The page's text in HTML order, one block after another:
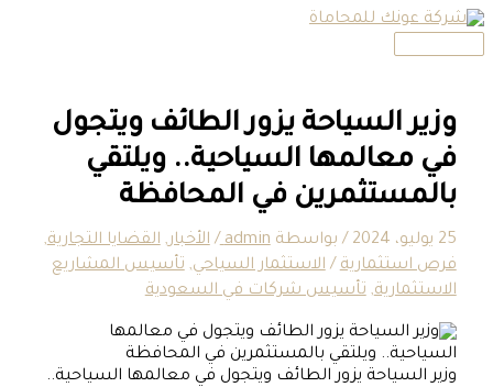
تخطي
إلى
المحتوى
القائمة
الرئيسية
وزير السياحة يزور الطائف ويتجول
في معالمها السياحية.. ويلتقي
بالمستثمرين في المحافظة
25 يوليو، 2024 / بواسطة admin
/الأخبار,القضايا التجارية,
فرص استثمارية/الاستثمار السياحي,تأسيس المشاريع
الاستثمارية,تأسيس شركات في السعودية
وزير السياحة يزور الطائف ويتجول في معالمها السياحية..